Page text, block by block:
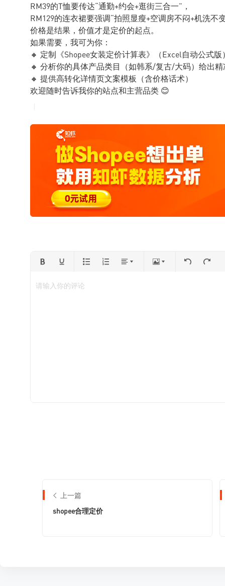
RM39的T恤要传达“通勤+约会+逛街三合一”，
RM129的连衣裙要强调“拍照显瘦+空调房不闷+机洗不
价格是结果，价值才是定价的起点。
如果需要，我可为你：
🔸 定制《Shopee女装定价计算表》（Excel自动公式版
🔸 分析你的具体产品类目（如韩系/复古/大码）给出
🔸 提供高转化详情页文案模板（含价格话术）
欢迎随时告诉我你的站点和主营品类 😊
请输入你的评论
上一篇
shopee合理定价